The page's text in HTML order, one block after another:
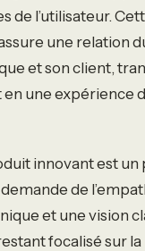
de l’utilisateur.
une relation
et son client,
en une expérience
innovant est un
de
et une vision
focalisé sur